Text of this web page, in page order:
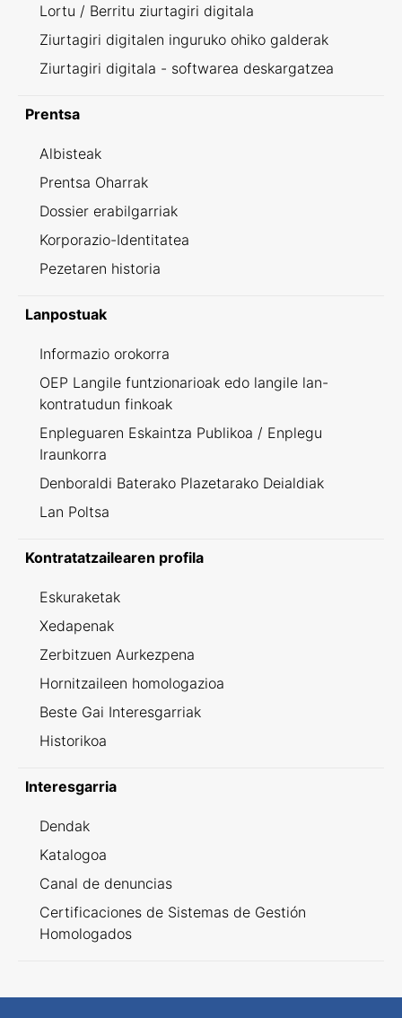
Lortu / Berritu ziurtagiri digitala
Ziurtagiri digitalen inguruko ohiko galderak
Ziurtagiri digitala - softwarea deskargatzea
Prentsa
Albisteak
Prentsa Oharrak
Dossier erabilgarriak
Korporazio-Identitatea
Pezetaren historia
Lanpostuak
Informazio orokorra
OEP Langile funtzionarioak edo langile lan-
kontratudun finkoak
Enpleguaren Eskaintza Publikoa / Enplegu
Iraunkorra
Denboraldi Baterako Plazetarako Deialdiak
Lan Poltsa
Kontratatzailearen profila
Eskuraketak
Xedapenak
Zerbitzuen Aurkezpena
Hornitzaileen homologazioa
Beste Gai Interesgarriak
Historikoa
Interesgarria
Dendak
Katalogoa
Canal de denuncias
Certificaciones de Sistemas de Gestión
Homologados